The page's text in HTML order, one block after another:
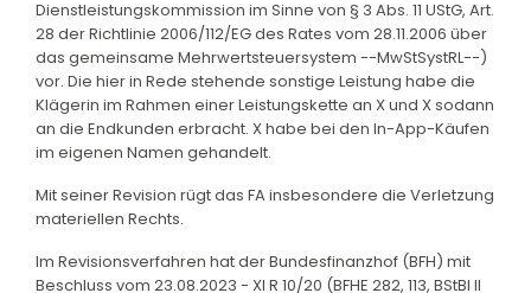
Dienstleistungskommission im Sinne von § 3 Abs. 11 UStG, Art.
28 der Richtlinie 2006/112/EG des Rates vom 28.11.2006 über
das gemeinsame Mehrwertsteuersystem --MwStSystRL--)
vor. Die hier in Rede stehende sonstige Leistung habe die
Klägerin im Rahmen einer Leistungskette an X und X sodann
an die Endkunden erbracht. X habe bei den In-App-Käufen
im eigenen Namen gehandelt.
Mit seiner Revision rügt das FA insbesondere die Verletzung
materiellen Rechts.
Im Revisionsverfahren hat der Bundesfinanzhof (BFH) mit
Beschluss vom 23.08.2023 - XI R 10/20 (BFHE 282, 113, BStBl II